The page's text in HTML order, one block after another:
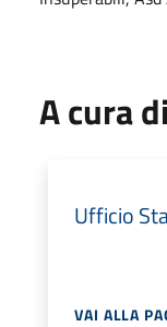
A cura di
Ufficio
VAI ALLA